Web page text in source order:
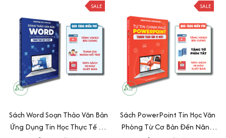
SALE
Sách Word Soạn Thảo Văn Bản
Ứng Dụng Tin Học Thực Tế Từ
SALE
Sách PowerPoint Tin Học Văn
Phòng Từ Cơ Bản Đến Nâng